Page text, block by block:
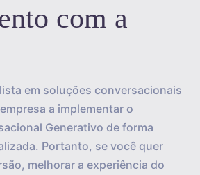
com a
em soluções conversacionais
a implementar o
Generativo de forma
Portanto, se você quer
melhorar a experiência do